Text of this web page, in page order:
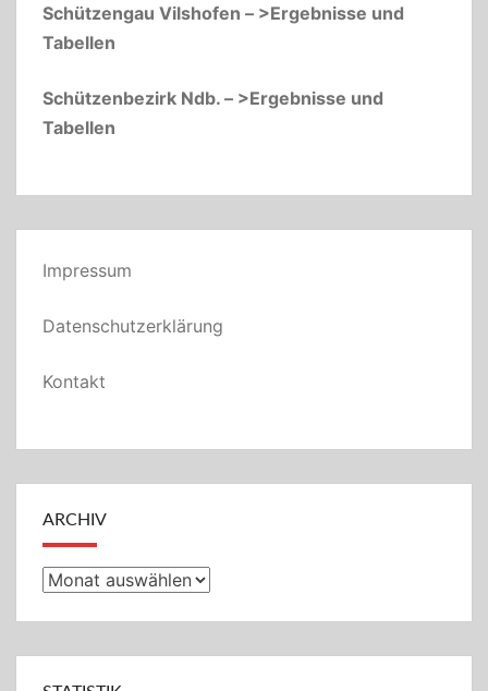
Schützengau Vilshofen – >Ergebnisse und
Tabellen
Schützenbezirk Ndb. – >Ergebnisse und
Tabellen
Impressum
Datenschutzerklärung
Kontakt
ARCHIV
Archiv